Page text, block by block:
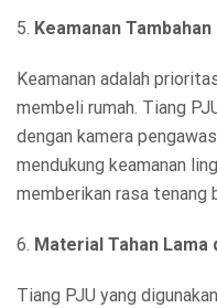
5. Keamanan
Keamanan adalah
membeli rumah. Tiang
dengan kamera
mendukung keamanan
memberikan rasa tenang
6. Material Tahan Lama
Tiang PJU yang